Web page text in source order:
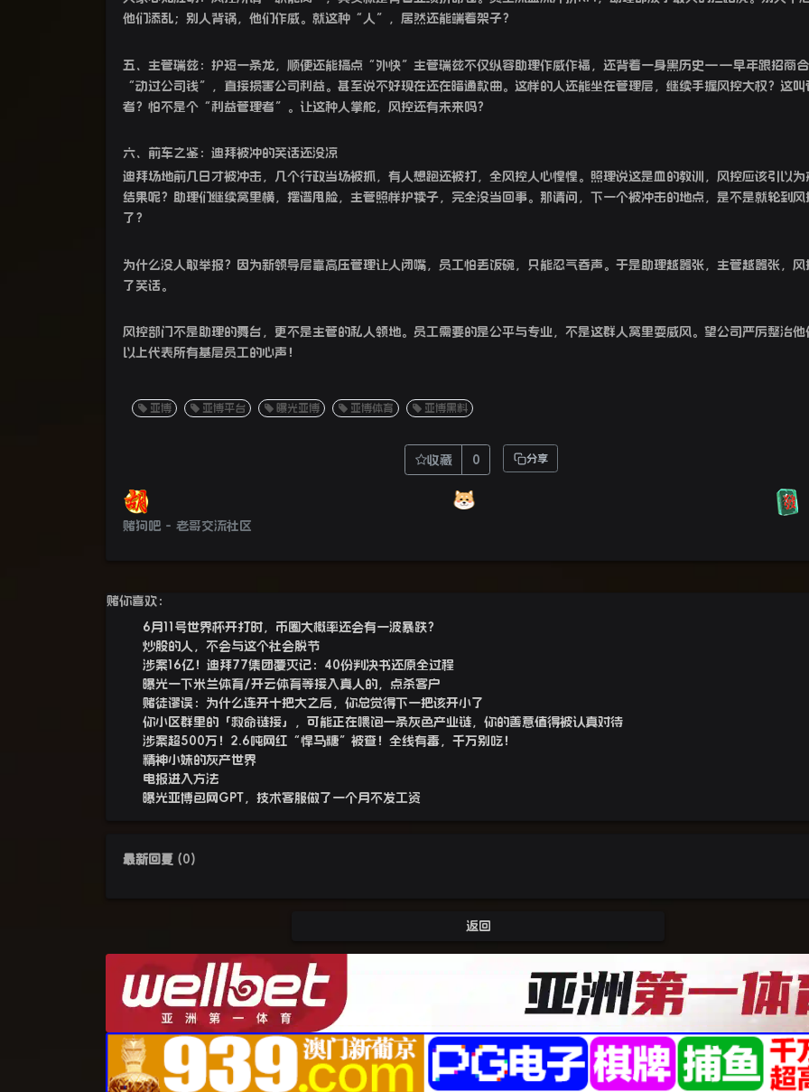
他们添乱；别人背锅，他们作威。就这种“人”，居然还能端着架子？
五、主管瑞兹：护短一条龙，顺便还能搞点“外快”主管瑞兹不仅纵容助理作威作福，还背着一身黑历史——早年跟招商
“动过公司钱”，直接损害公司利益。甚至说不好现在还在暗通款曲。这样的人还能坐在管理层，继续手握风控大权？这叫
者？怕不是个“利益管理者”。让这种人掌舵，风控还有未来吗？
六、前车之鉴：迪拜被冲的笑话还没凉
迪拜场地前几日才被冲击，几个行政当场被抓，有人想跑还被打，全风控人心惶惶。照理说这是血的教训，风控应该引以为
结果呢？助理们继续窝里横，摆谱甩脸，主管照样护犊子，完全没当回事。那请问，下一个被冲击的地点，是不是就轮到风
了？
为什么没人敢举报？因为新领导层靠高压管理让人闭嘴，员工怕丢饭碗，只能忍气吞声。于是助理越嚣张，主管越嚣张，风
了笑话。
风控部门不是助理的舞台，更不是主管的私人领地。员工需要的是公平与专业，不是这群人窝里耍威风。望公司严厉整治他
以上代表所有基层员工的心声！
亚博 亚博平台 曝光亚博 亚博体育 亚博黑料
收藏 0 分享
赌狗吧 - 老哥交流社区
赌你喜欢：
6月11号世界杯开打时，币圈大概率还会有一波暴跌？
炒股的人，不会与这个社会脱节
涉案16亿！迪拜77集团覆灭记：40份判决书还原全过程
曝光一下米兰体育/开云体育等接入真人的，点杀客户
赌徒谬误：为什么连开十把大之后，你总觉得下一把该开小了
你小区群里的「救命链接」，可能正在喂饱一条灰色产业链，你的善意值得被认真对待
涉案超500万！2.6吨网红“悍马糖”被查！全线有毒，千万别吃！
精神小妹的灰产世界
电报进入方法
曝光亚博包网GPT，技术客服做了一个月不发工资
最新回复 (0 )
返回